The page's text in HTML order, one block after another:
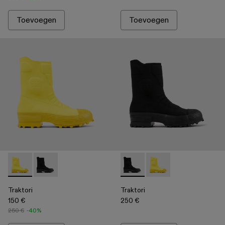
Toevoegen Toevoegen
Traktori - A700003-002 - Yellow
Traktori - A700003-001 - Black
Traktori
150 €
250 € -40%
Traktori - A700003-001 -
Traktori - A700003-
Traktori
250 €